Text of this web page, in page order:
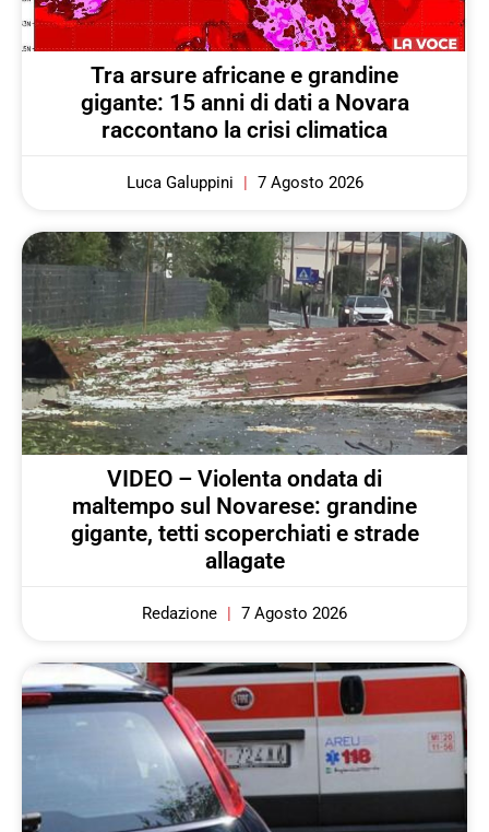
Tra arsure africane e grandine
gigante: 15 anni di dati a Novara
raccontano la crisi climatica
Luca Galuppini 7 Agosto 2026
VIDEO – Violenta ondata di
maltempo sul Novarese: grandine
gigante, tetti scoperchiati e strade
allagate
Redazione 7 Agosto 2026